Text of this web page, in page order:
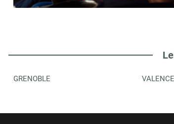
GRENOBLE VALENCE